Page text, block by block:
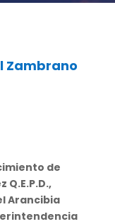
Zambrano
de
Arancibia